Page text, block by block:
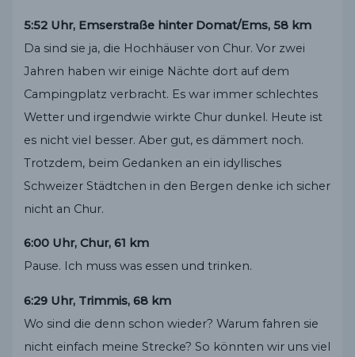
5:52 Uhr, Emserstraße hinter Domat/Ems, 58 km
Da sind sie ja, die Hochhäuser von Chur. Vor zwei
Jahren haben wir einige Nächte dort auf dem
Campingplatz verbracht. Es war immer schlechtes
Wetter und irgendwie wirkte Chur dunkel. Heute ist
es nicht viel besser. Aber gut, es dämmert noch.
Trotzdem, beim Gedanken an ein idyllisches
Schweizer Städtchen in den Bergen denke ich sicher
nicht an Chur.
6:00 Uhr, Chur, 61 km
Pause. Ich muss was essen und trinken.
6:29 Uhr, Trimmis, 68 km
Wo sind die denn schon wieder? Warum fahren sie
nicht einfach meine Strecke? So könnten wir uns viel